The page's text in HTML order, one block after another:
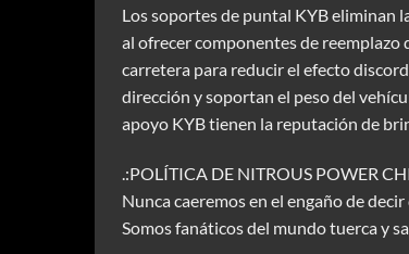
Los soportes de puntal KYB eliminan
al ofrecer componentes de reemplazo
carretera para reducir el efecto
dirección y soportan el peso del
apoyo KYB tienen la reputación de
.:POLÍTICA DE NITROUS POWER
Nunca caeremos en el engaño de
Somos fanáticos del mundo tuerca y